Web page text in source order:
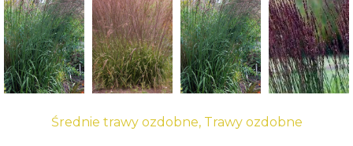
Średnie trawy ozdobne, Trawy ozdobne